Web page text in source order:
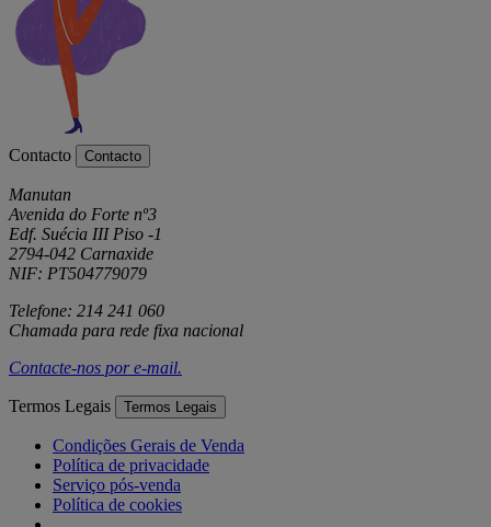
Contacto Contacto
Manutan
Avenida do Forte nº3
Edf. Suécia III Piso -1
2794-042 Carnaxide
NIF: PT504779079
Telefone: 214 241 060
Chamada para rede fixa nacional
Contacte-nos pore-mail.
Termos Legais Termos Legais
Condições Gerais de Venda
Política de privacidade
Serviço pós-venda
Política de cookies